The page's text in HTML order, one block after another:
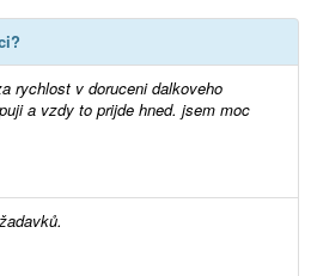
a vzdy to prijde hned. jsem moc